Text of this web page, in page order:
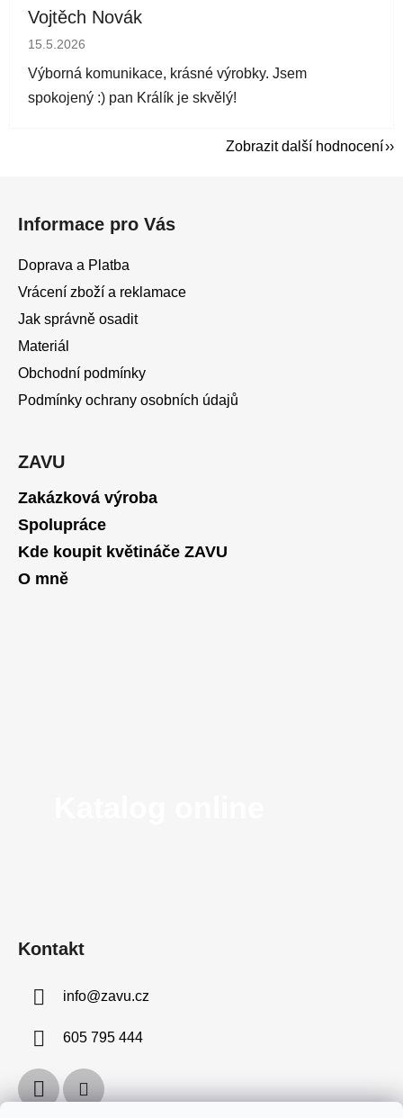
Vojtěch Novák
Hodnocení obchodu je 5 z 5 hvězdiček.
15.5.2026
Výborná komunikace, krásné výrobky. Jsem
spokojený :) pan Králík je skvělý!
Zobrazit další hodnocení
Informace pro Vás
Doprava a Platba
Vrácení zboží a reklamace
Jak správně osadit
Materiál
Obchodní podmínky
Podmínky ochrany osobních údajů
ZAVU
Zakázková výroba
Spolupráce
Kde koupit květináče ZAVU
O mně
Kontakt
info@zavu.cz
605 795 444